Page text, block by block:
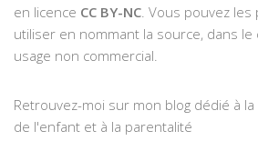
en licence CC BY-NC . Vous pouvez
utiliser en nommant la source, dans le
usage non commercial.
Retrouvez-moi sur mon blog dédié à la
de l'enfant et à la parentalité